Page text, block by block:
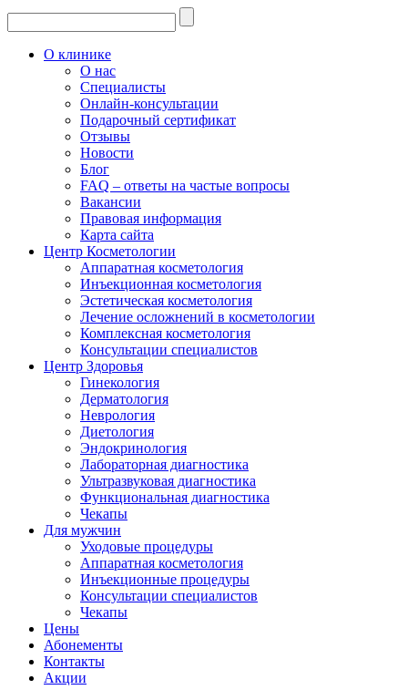
О клинике
О нас
Специалисты
Онлайн-консультации
Подарочный сертификат
Отзывы
Новости
Блог
FAQ – ответы на частые вопросы
Вакансии
Правовая информация
Карта сайта
Центр Косметологии
Аппаратная косметология
Инъекционная косметология
Эстетическая косметология
Лечение осложнений в косметологии
Комплексная косметология
Консультации специалистов
Центр Здоровья
Гинекология
Дерматология
Неврология
Диетология
Эндокринология
Лабораторная диагностика
Ультразвуковая диагностика
Функциональная диагностика
Чекапы
Для мужчин
Уходовые процедуры
Аппаратная косметология
Инъекционные процедуры
Консультации специалистов
Чекапы
Цены
Абонементы
Контакты
Акции